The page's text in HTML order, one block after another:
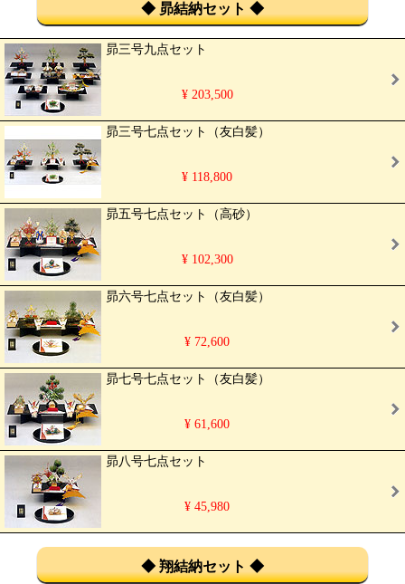
◆ 昴結納セット ◆
昴三号九点セット
¥ 203,500
昴三号七点セット（友白髪）
¥ 118,800
昴五号七点セット（高砂）
¥ 102,300
昴六号七点セット（友白髪）
¥ 72,600
昴七号七点セット（友白髪）
¥ 61,600
昴八号七点セット
¥ 45,980
◆ 翔結納セット ◆